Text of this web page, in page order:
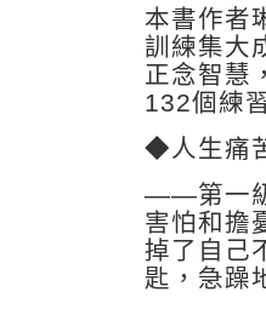
本書作者
訓練集大
正念智慧
132個練
◆人生痛
——第一
害怕和擔
掉了自己
匙，急躁